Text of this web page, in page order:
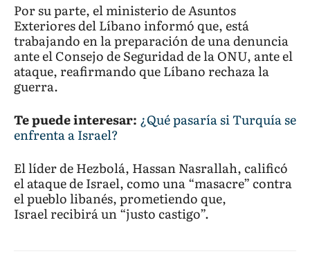
Por su parte, el ministerio de Asuntos
Exteriores del Líbano informó que, está
trabajando en la preparación de una denuncia
ante el Consejo de Seguridad de la ONU, ante el
ataque, reafirmando que Líbano rechaza la
guerra.
Te puede interesar: ¿Qué pasaría si Turquía se
enfrenta a Israel?
El líder de Hezbolá, Hassan Nasrallah, calificó
el ataque de Israel, como una “masacre” contra
el pueblo libanés, prometiendo que,
Israel recibirá un “justo castigo”.